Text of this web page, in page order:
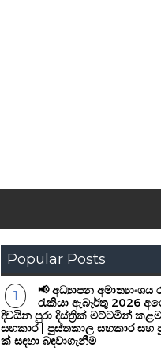
Popular Posts
📢 අධ්‍යාපන අමාත්‍යාංශය
රැකියා ඇබෑර්තු 2026
දිවයින පුරා දිස්ත්‍රික් මට්ටමින්
සහකාර | පුස්තකාල සහකාර සහ
ක් සඳහා බඳවාගැනීම